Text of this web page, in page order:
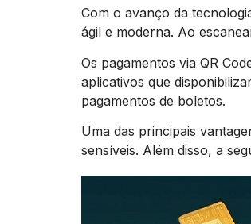
Com o avanço da
ágil e moderna. Ao
Os pagamentos via QR
aplicativos que
pagamentos de boletos.
Uma das principais
sensíveis. Além disso, a